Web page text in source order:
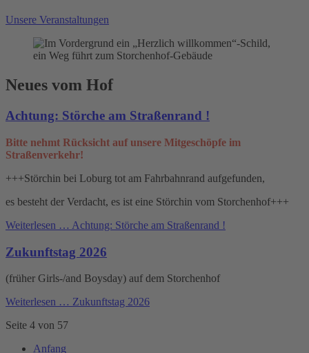
Unsere Veranstaltungen
Neues vom Hof
Achtung: Störche am Straßenrand !
Bitte nehmt Rücksicht auf unsere Mitgeschöpfe im
Straßenverkehr!
+++Störchin bei Loburg tot am Fahrbahnrand aufgefunden,
es besteht der Verdacht, es ist eine Störchin vom Storchenhof+++
Weiterlesen … Achtung: Störche am Straßenrand !
Zukunftstag 2026
(früher Girls-/and Boysday) auf dem Storchenhof
Weiterlesen … Zukunftstag 2026
Seite 4 von 57
Anfang